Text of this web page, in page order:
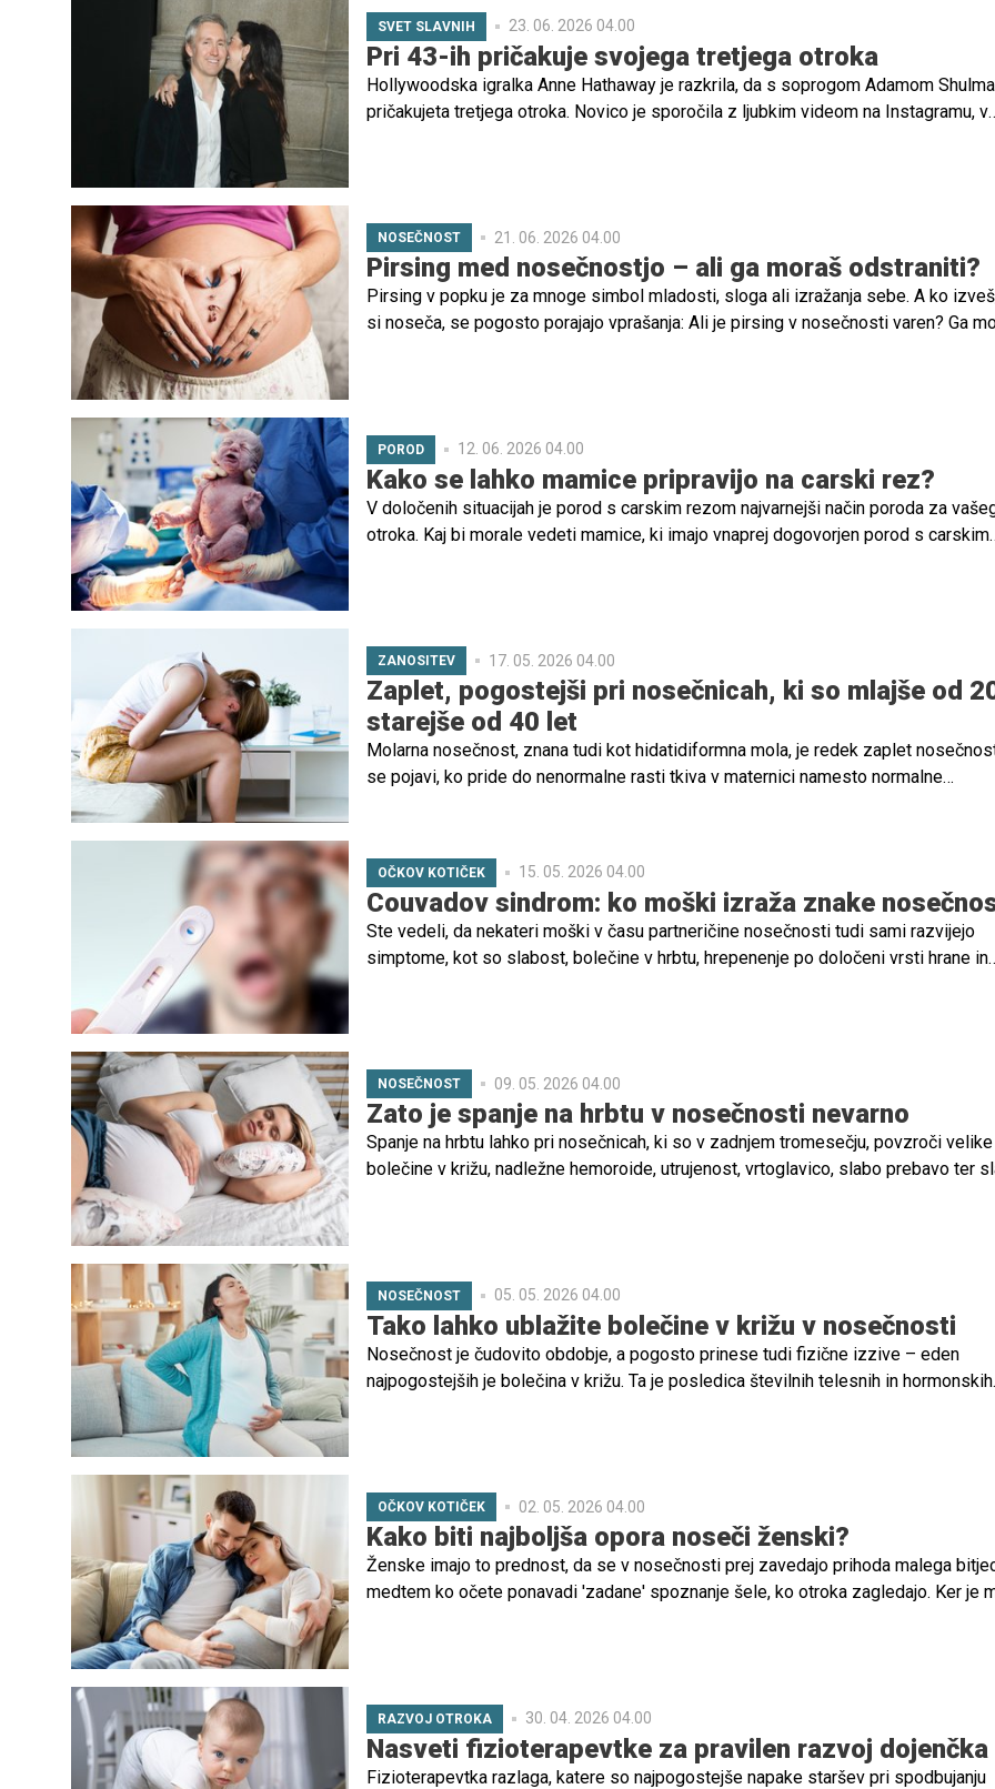
SVET SLAVNIH 23. 06. 2026 04.00
Pri 43-ih pričakuje svojega tretjega otroka
Hollywoodska igralka Anne Hathaway je razkrila, da s soprogom Adamom
pričakujeta tretjega otroka. Novico je sporočila z ljubkim videom na Instagramu, v
NOSEČNOST 21. 06. 2026 04.00
Pirsing med nosečnostjo – ali ga moraš odstraniti?
Pirsing v popku je za mnoge simbol mladosti, sloga ali izražanja sebe. A ko
si noseča, se pogosto porajajo vprašanja: Ali je pirsing v nosečnosti varen? Ga
POROD 12. 06. 2026 04.00
Kako se lahko mamice pripravijo na carski rez?
V določenih situacijah je porod s carskim rezom najvarnejši način poroda za
otroka. Kaj bi morale vedeti mamice, ki imajo vnaprej dogovorjen porod s carskim
ZANOSITEV 17. 05. 2026 04.00
Zaplet, pogostejši pri nosečnicah, ki so mlajše od
starejše od 40 let
Molarna nosečnost, znana tudi kot hidatidiformna mola, je redek zaplet
se pojavi, ko pride do nenormalne rasti tkiva v maternici namesto normalne
OČKOV KOTIČEK 15. 05. 2026 04.00
Couvadov sindrom: ko moški izraža znake
Ste vedeli, da nekateri moški v času partneričine nosečnosti tudi sami razvijejo
simptome, kot so slabost, bolečine v hrbtu, hrepenenje po določeni vrsti hrane in
NOSEČNOST 09. 05. 2026 04.00
Zato je spanje na hrbtu v nosečnosti nevarno
Spanje na hrbtu lahko pri nosečnicah, ki so v zadnjem tromesečju, povzroči velike
bolečine v križu, nadležne hemoroide, utrujenost, vrtoglavico, slabo prebavo ter
NOSEČNOST 05. 05. 2026 04.00
Tako lahko ublažite bolečine v križu v nosečnosti
Nosečnost je čudovito obdobje, a pogosto prinese tudi fizične izzive – eden
najpogostejših je bolečina v križu. Ta je posledica številnih telesnih in hormonskih
OČKOV KOTIČEK 02. 05. 2026 04.00
Kako biti najboljša opora noseči ženski?
Ženske imajo to prednost, da se v nosečnosti prej zavedajo prihoda malega
medtem ko očete ponavadi 'zadane' spoznanje šele, ko otroka zagledajo. Ker je
RAZVOJ OTROKA 30. 04. 2026 04.00
Nasveti fizioterapevtke za pravilen razvoj dojenčka
Fizioterapevtka razlaga, katere so najpogostejše napake staršev pri spodbujanju